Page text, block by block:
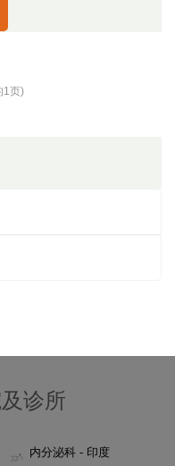
1页)
诊所
内分泌科 - 印度